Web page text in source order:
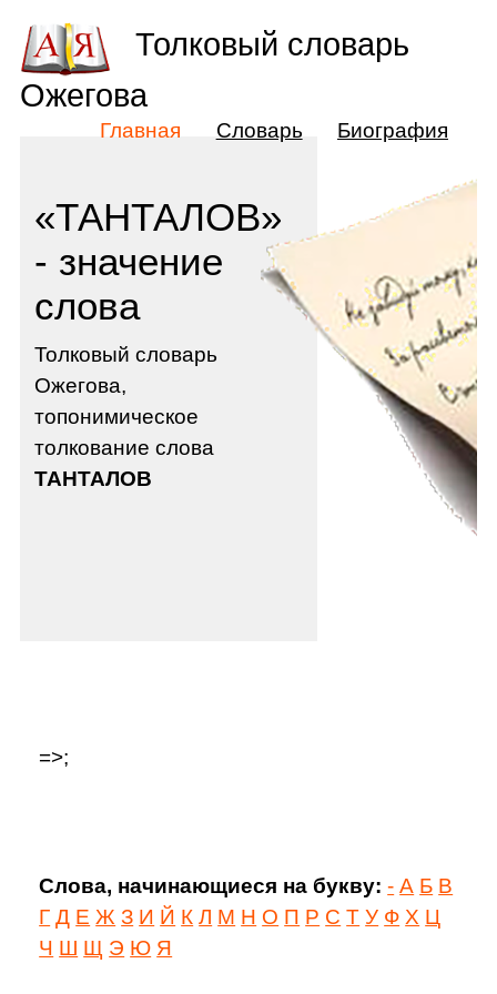
«ТАНТАЛОВ»
- значение
слова
Толковый словарь
Ожегова,
топонимическое
толкование слова
ТАНТАЛОВ
=>;
Слова, начинающиеся на букву: - А Б В
Г Д Е Ж З И Й К Л М Н О П Р С Т У Ф Х Ц
Ч Ш Щ Э Ю Я
Толковый словарь
Ожегова
Главная Словарь Биография